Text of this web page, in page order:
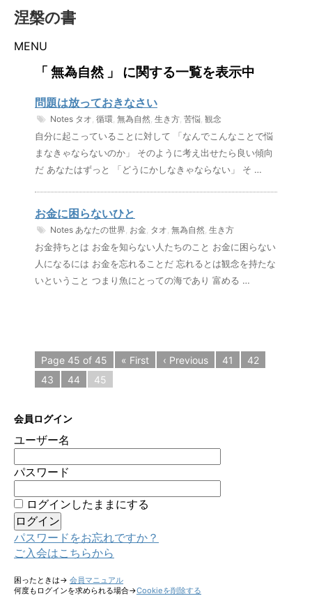
涅槃の書
MENU
「 無為自然 」 に関する一覧を表示中
問題は放っておきなさい
Notes タオ, 循環, 無為自然, 生き方, 苦悩, 観念
自分に起こっていることに対して 「なんでこんなことで悩
まなきゃならないのか」 そのように考え出せたら良い傾向
だ あなたはずっと 「どうにかしなきゃならない」 そ …
お金に困らないひと
Notes あなたの世界, お金, タオ, 無為自然, 生き方
お金持ちとは お金を知らない人たちのこと お金に困らない
人になるには お金を忘れることだ 忘れるとは観念を持たな
いということ つまり魚にとっての海であり 富める …
Page 45 of 45 « First ‹ Previous 41
42
43
44 45
会員ログイン
ユーザー名
パスワード
ログインしたままにする
パスワードをお忘れですか？
ご入会はこちらから
困ったときは→ 会員マニュアル
何度もログインを求められる場合→Cookieを削除する